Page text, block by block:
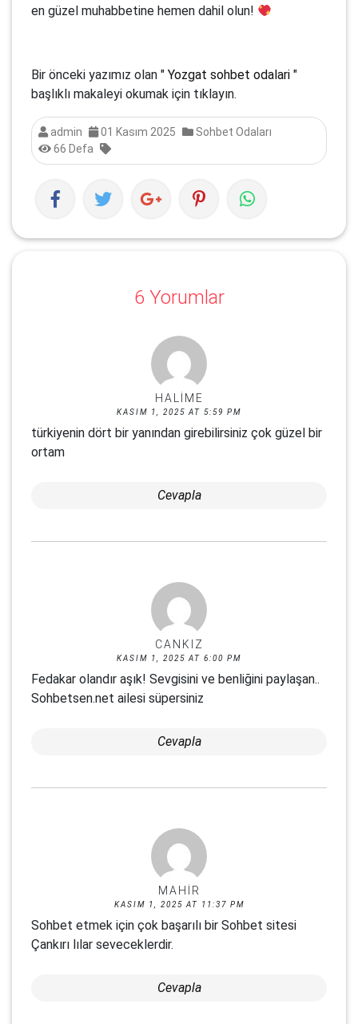
en güzel muhabbetine hemen dahil olun!
Bir önceki yazımız olan " Yozgat sohbet odalari "
başlıklı makaleyi okumak için tıklayın.
admin 01 Kasım 2025
Sohbet Odaları
66 Defa
6 Yorumlar
HALIME
KASIM 1, 2025 AT 5:59 PM
türkiyenin dört bir yanından girebilirsiniz çok güzel bir
ortam
Cevapla
CANKIZ
KASIM 1, 2025 AT 6:00 PM
Fedakar olandır aşık! Sevgisini ve benliğini paylaşan..
Sohbetsen.net ailesi süpersiniz
Cevapla
MAHIR
KASIM 1, 2025 AT 11:37 PM
Sohbet etmek için çok başarılı bir Sohbet sitesi
Çankırı lılar seveceklerdir.
Cevapla